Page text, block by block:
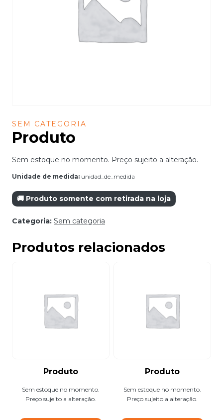
SEM CATEGORIA
Produto
Sem estoque no momento. Preço sujeito a alteração.
Unidade de medida: unidad_de_medida
🚚 Produto somente com retirada na loja
Categoria: Sem categoria
Produtos relacionados
Produto
Sem estoque no momento.
Preço sujeito a alteração.
Produto
Sem estoque no momento.
Preço sujeito a alteração.